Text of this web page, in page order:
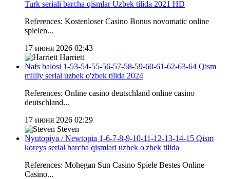
Turk seriali barcha qismlar Uzbek tilida 2021 HD
References: Kostenloser Casino Bonus novomatic online
spielen...
17 июня 2026 02:43
Harriett
Nafs balosi 1-53-54-55-56-57-58-59-60-61-62-63-64 Qism
milliy serial uzbek o'zbek tilida 2024
References: Online casino deutschland online casino
deutschland...
17 июня 2026 02:29
Steven
Nyutopiya / Newtopia 1-6-7-8-9-10-11-12-13-14-15 Qism
koreys serial barcha qismlari uzbek o'zbek tilida
References: Mohegan Sun Casino Spiele Bestes Online
Casino...